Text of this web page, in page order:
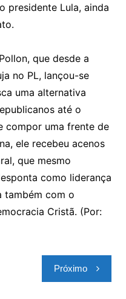
presidente Lula, ainda
que desde a
no PL, lançou-se
uma alternativa
até o
compor uma frente de
ele recebeu acenos
que mesmo
como liderança
também com o
Cristã. (Por:
Próximo